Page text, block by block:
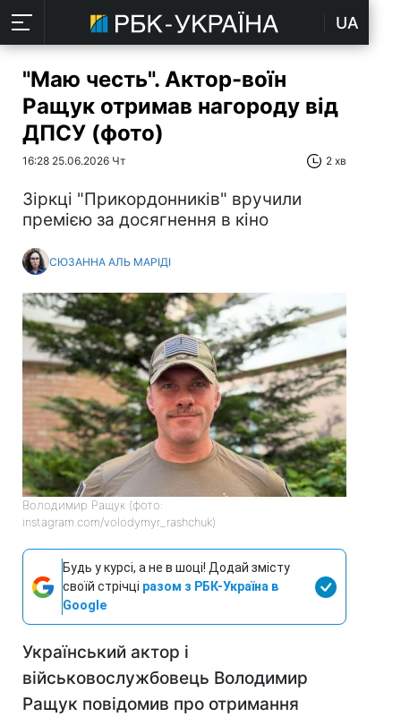
UA
"Маю честь". Актор-воїн
Ращук отримав нагороду від
ДПСУ (фото)
16:28 25.06.2026 Чт 2 хв
Зіркці "Прикордонників" вручили
премією за досягнення в кіно
СЮЗАННА АЛЬ МАРІДІ
Володимир Ращук (фото:
instagram.com/volodymyr_rashchuk)
Будь у курсі, а не в шоці! Додай змісту
своїй стрічці разом з РБК-Україна в
Google
Український актор і
військовослужбовець Володимир
Ращук повідомив про отримання